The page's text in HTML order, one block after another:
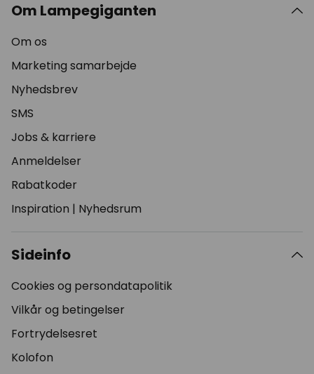
Om Lampegiganten
Om os
Marketing samarbejde
Nyhedsbrev
SMS
Jobs & karriere
Anmeldelser
Rabatkoder
Inspiration | Nyhedsrum
Sideinfo
Cookies og persondatapolitik
Vilkår og betingelser
Fortrydelsesret
Kolofon